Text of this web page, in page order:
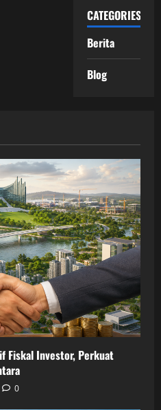
CATEGORIES
Berita
Blog
Fiskal Investor, Perkuat
0